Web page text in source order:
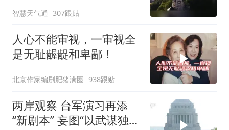
的关头
智慧天气通 307跟贴
人心不能审视，一审视全
是无耻龌龊和卑鄙！
北京作家编剧肥猪满圈 938跟贴
两岸观察 台军演习再添
“新剧本” 妄图“以武谋独”